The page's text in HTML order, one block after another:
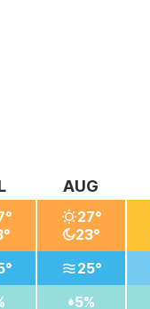
AUG
27°
23°
25°
5%